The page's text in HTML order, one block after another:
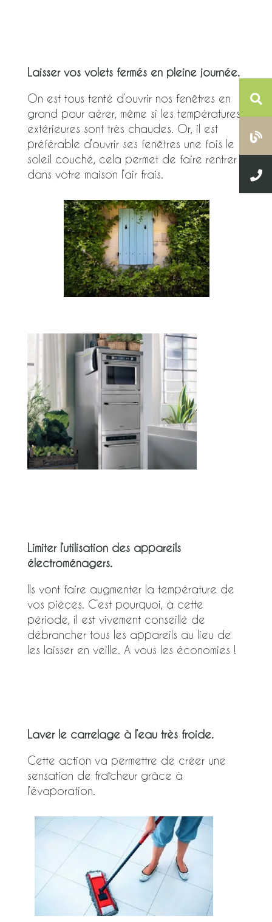
Laisser vos volets fermés en pleine journée.
On est tous tenté d’ouvrir nos fenêtres en
grand pour aérer, même si les températures
extérieures sont très chaudes. Or, il est
préférable d’ouvrir ses fenêtres une fois le
soleil couché, cela permet de faire rentrer
dans votre maison l’air frais.
Limiter l’utilisation des appareils
électroménagers.
Ils vont faire augmenter la température de
vos pièces. C’est pourquoi, à cette
période, il est vivement conseillé de
débrancher tous les appareils au lieu de
les laisser en veille. A vous les économies !
Laver le carrelage à l’eau très froide.
Cette action va permettre de créer une
sensation de fraîcheur grâce à
l’évaporation.